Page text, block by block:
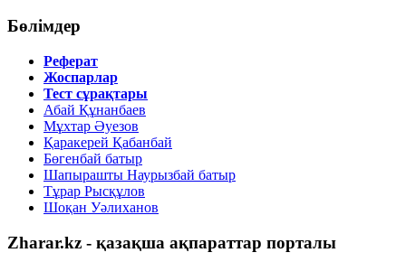
Бөлімдер
Реферат
Жоспарлар
Тест сұрақтары
Абай Құнанбаев
Мұхтар Әуезов
Қаракерей Қабанбай
Бөгенбай батыр
Шапырашты Наурызбай батыр
Тұрар Рысқұлов
Шоқан Уәлиханов
Zharar.kz - қазақша ақпараттар порталы